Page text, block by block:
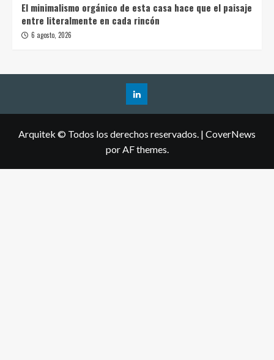
El minimalismo orgánico de esta casa hace que el paisaje
entre literalmente en cada rincón
6 agosto, 2026
Arquitek © Todos los derechos reservados. | CoverNews
por AF themes.